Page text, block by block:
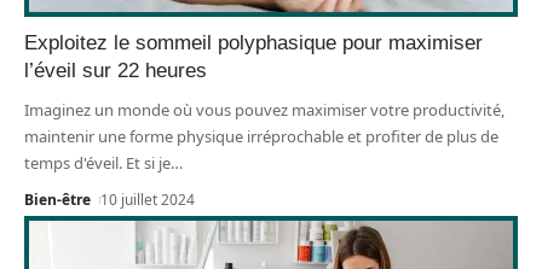
Exploitez le sommeil polyphasique pour maximiser
l’éveil sur 22 heures
Imaginez un monde où vous pouvez maximiser votre productivité,
maintenir une forme physique irréprochable et profiter de plus de
temps d'éveil. Et si je…
Bien-être 10 juillet 2024